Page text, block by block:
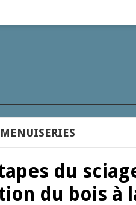
MENUISERIES
du
du bois à